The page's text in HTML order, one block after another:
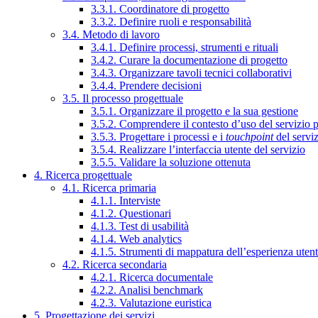
3.3.1. Coordinatore di progetto
3.3.2. Definire ruoli e responsabilità
3.4. Metodo di lavoro
3.4.1. Definire processi, strumenti e rituali
3.4.2. Curare la documentazione di progetto
3.4.3. Organizzare tavoli tecnici collaborativi
3.4.4. Prendere decisioni
3.5. Il processo progettuale
3.5.1. Organizzare il progetto e la sua gestione
3.5.2. Comprendere il contesto d’uso del servizio
3.5.3. Progettare i processi e i touchpointdel
3.5.4. Realizzare l’interfaccia utente del servizio
3.5.5. Validare la soluzione ottenuta
4. Ricerca progettuale
4.1. Ricerca primaria
4.1.1. Interviste
4.1.2. Questionari
4.1.3. Test di usabilità
4.1.4. Web analytics
4.1.5. Strumenti di mappatura dell’esperienza
4.2. Ricerca secondaria
4.2.1. Ricerca documentale
4.2.2. Analisi benchmark
4.2.3. Valutazione euristica
5. Progettazione dei servizi